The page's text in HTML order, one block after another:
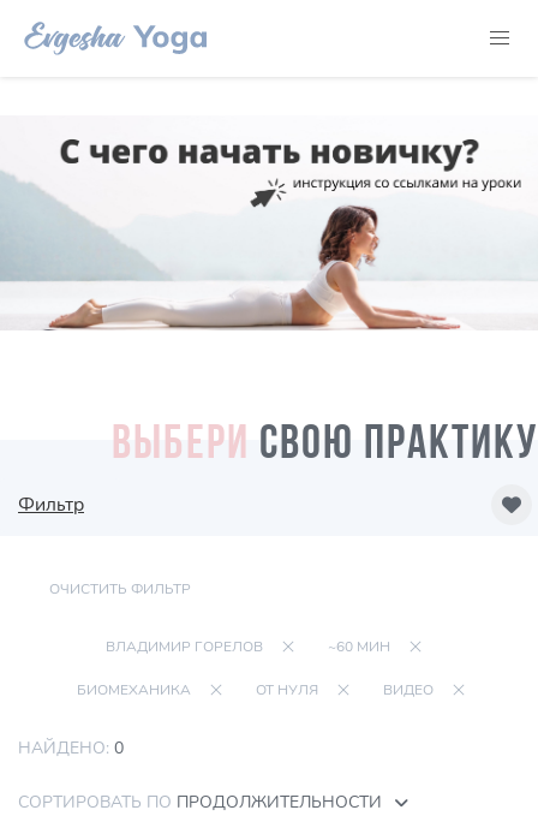
ВЫБЕРИ СВОЮ ПРАКТИКУ
Фильтр
ОЧИСТИТЬ ФИЛЬТР
ВЛАДИМИР ГОРЕЛОВ ~60 МИН
БИОМЕХАНИКА ОТ НУЛЯ ВИДЕО
НАЙДЕНО: 0
СОРТИРОВАТЬ ПО ПРОДОЛЖИТЕЛЬНОСТИ